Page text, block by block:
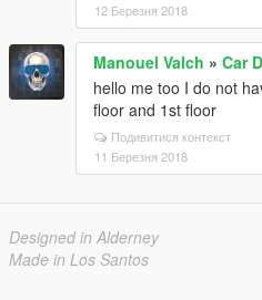
12 Березня 2018
Manouel Valch » Car
hello me too I do not
floor and 1st floor
Подивитися контекст
11 Березня 2018
Designed in Alderney
Made in Los Santos